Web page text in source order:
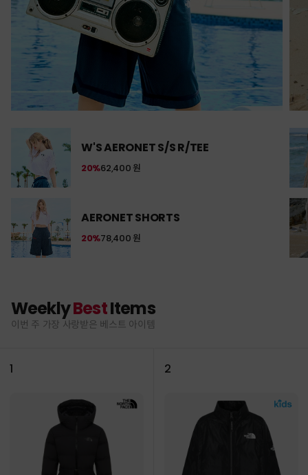
W'S AERONET S/S R/TEE
62,400 원
20%
AERONET SHORTS
78,400 원
20%
WeeklyBestItems
이번 주 가장 사랑받은 베스트 아이템
1 2